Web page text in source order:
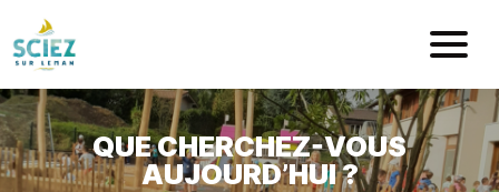
Mairie de
ACCUEIL
QUE CHERCHEZ-VOUS
AUJOURD’HUI ?